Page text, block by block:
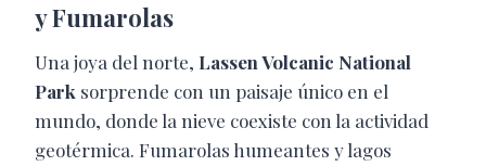
y Fumarolas
Una joya del norte, Lassen Volcanic National
Park sorprende con un paisaje único en el
mundo, donde la nieve coexiste con la actividad
geotérmica. Fumarolas humeantes y lagos